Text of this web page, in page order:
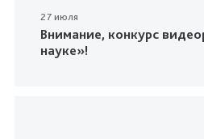
27 июля
Внимание, конкурс
науке»!